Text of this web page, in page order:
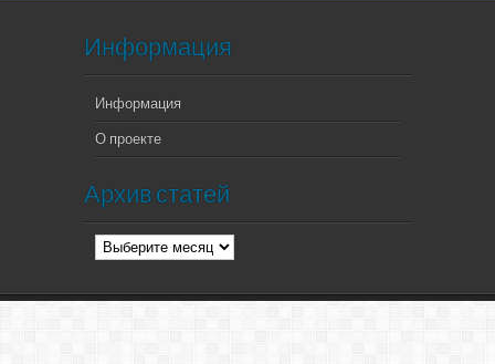
Информация
Информация
О проекте
Архив статей
Архив
статей